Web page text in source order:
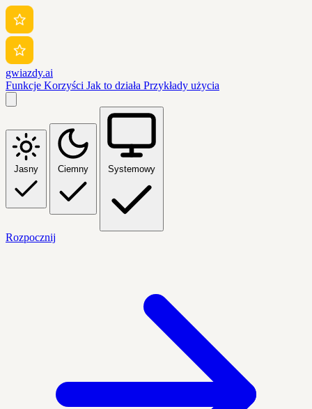
gwiazdy.ai
Funkcje Korzyści Jak to działa Przykłady użycia
Jasny Ciemny Systemowy
Rozpocznij